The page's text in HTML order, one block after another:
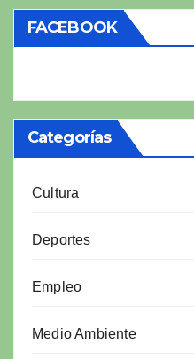
FACEBOOK
Categorías
Cultura
Deportes
Empleo
Medio Ambiente